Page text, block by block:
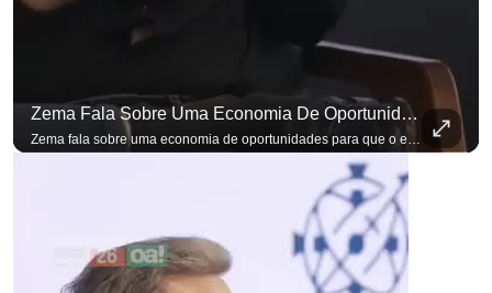
Zema Fala Sobre Uma Economia De Oportunidades Para O Empresário